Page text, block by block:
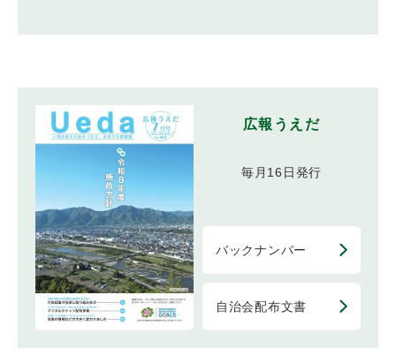
広報うえだ
毎月16日発行
バックナンバー
自治会配布文書